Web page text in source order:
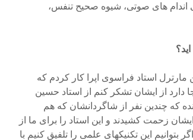
اندام های صوتی، شیوه صحیح تنفس،
استاد فراسوی اپرا کار کردم که
دارد از ایشان تشکر کنم از استاد حسین
که چندین نفر از شاگردانشان که هم
زحمت کشیدند و این استاد را برای ما از
بتوانیم این تکنیکهای علمی را تلفیق کنیم با